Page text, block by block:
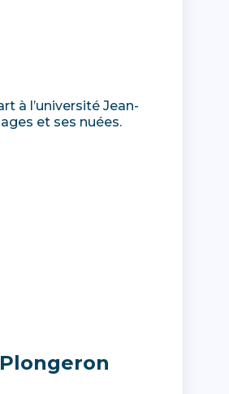
à l’université Jean-
​​et ses nuées.